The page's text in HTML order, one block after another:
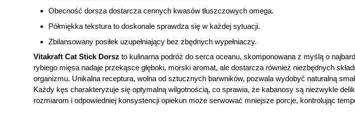
Obecność dorsza dostarcza cennych kwasów tłuszczowych omega.
Półmiękka tekstura to doskonale sprawdza się w każdej sytuacji.
Zbilansowany posiłek uzupełniający bez zbędnych wypełniaczy.
Vitakraft Cat Stick Dorsz to kulinarna podróż do serca oceanu, skomponowana z myślą o
rybiego mięsa nadaje przekąsce głęboki, morski aromat, ale dostarcza również niezbędnych
organizmu. Unikalna receptura, wolna od sztucznych barwników, pozwala wydobyć naturalną
Każdy kęs charakteryzuje się optymalną wilgotnością, co sprawia, że kabanosy są niezwykle
rozmiarom i odpowiedniej konsystencji opiekun może serwować mniejsze porcje, kontrolując